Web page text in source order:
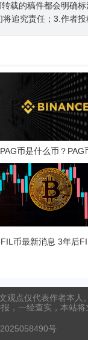
载的稿件都会明确
追究责任；3.作者投
PAG币是什么币？PAG
挖？
FIL币最新消息 3年后
观点仅代表作者本
，一经查实，本站将
号